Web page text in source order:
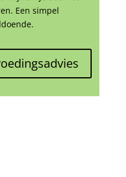
Een simpel